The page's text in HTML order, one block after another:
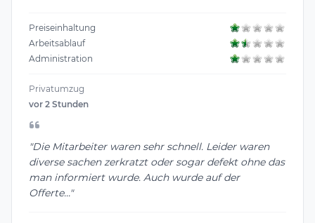
Preiseinhaltung
Arbeitsablauf
Administration
Privatumzug
vor 2 Stunden
"Die Mitarbeiter waren sehr schnell. Leider waren
diverse sachen zerkratzt oder sogar defekt ohne das
man informiert wurde. Auch wurde auf der
Offerte..."